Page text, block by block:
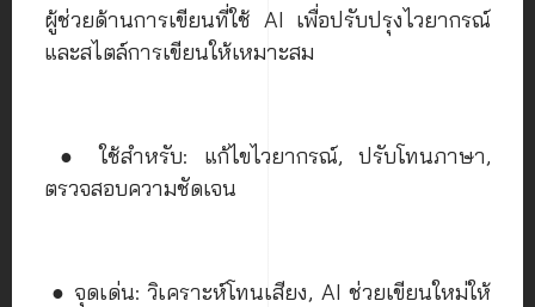
ผู้ช่วยด้านการเขียนที่ใช้ AI เพื่อปรับปรุงไวยากรณ์
และสไตล์การเขียนให้เหมาะสม
● ใช้สำหรับ: แก้ไขไวยากรณ์, ปรับโทนภาษา,
ตรวจสอบความชัดเจน
● จุดเด่น: วิเคราะห์โทนเสียง, AI ช่วยเขียนใหม่ให้